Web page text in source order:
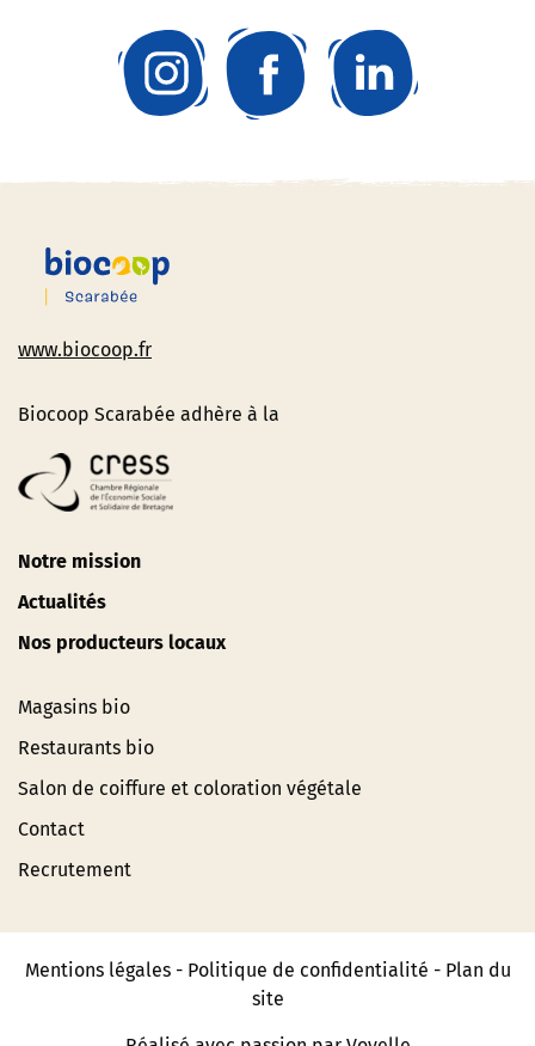
www.biocoop.fr
Biocoop Scarabée adhère à la
Notre mission
Actualités
Nos producteurs locaux
Magasins bio
Restaurants bio
Salon de coiffure et coloration végétale
Contact
Recrutement
Mentions légales- Politique de confidentialité - Plan du
site